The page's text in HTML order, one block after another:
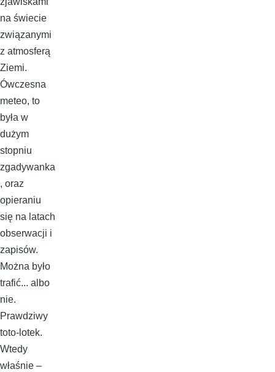
na świecie
związanymi
z atmosferą
Ziemi.
Ówczesna
meteo, to
była w
dużym
stopniu
zgadywanka
, oraz
opieraniu
się na latach
obserwacji i
zapisów.
Można było
trafić... albo
nie.
Prawdziwy
toto-lotek.
Wtedy
właśnie –